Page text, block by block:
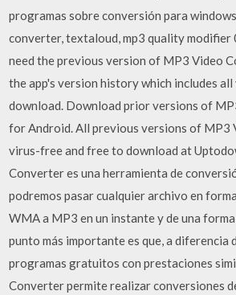
programas sobre conversión para
converter, textaloud, mp3 quality
need the previous version of MP3 Video
the app's version history which includes
download. Download prior versions of
for Android. All previous versions of MP3
virus-free and free to download at
Converter es una herramienta de
podremos pasar cualquier archivo en
WMA a MP3 en un instante y de una
punto más importante es que, a diferencia
programas gratuitos con prestaciones
Converter permite realizar conversiones